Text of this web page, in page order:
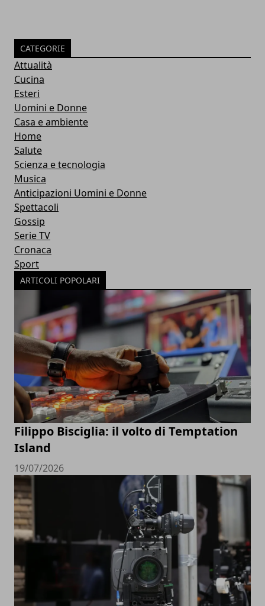
CATEGORIE
Attualità
Cucina
Esteri
Uomini e Donne
Casa e ambiente
Home
Salute
Scienza e tecnologia
Musica
Anticipazioni Uomini e Donne
Spettacoli
Gossip
Serie TV
Cronaca
Sport
ARTICOLI POPOLARI
Filippo Bisciglia: il volto di Temptation
Island
19/07/2026